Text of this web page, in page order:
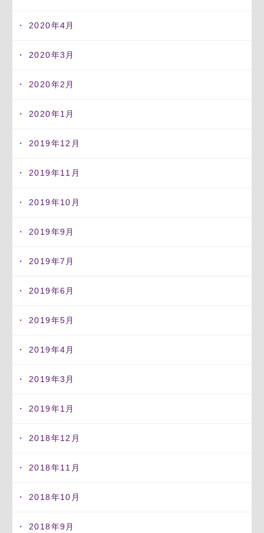
2020年4月
2020年3月
2020年2月
2020年1月
2019年12月
2019年11月
2019年10月
2019年9月
2019年7月
2019年6月
2019年5月
2019年4月
2019年3月
2019年1月
2018年12月
2018年11月
2018年10月
2018年9月